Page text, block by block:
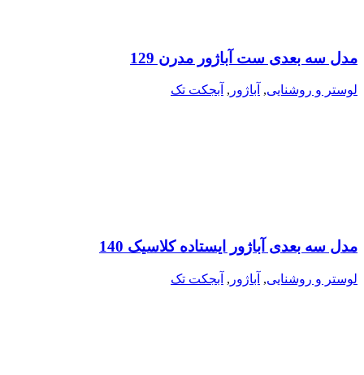
مدل سه بعدی ست آباژور مدرن 129
لوستر و روشنایی, آباژور , آبجکت تک
مدل سه بعدی آباژور ایستاده کلاسیک 140
لوستر و روشنایی, آباژور , آبجکت تک